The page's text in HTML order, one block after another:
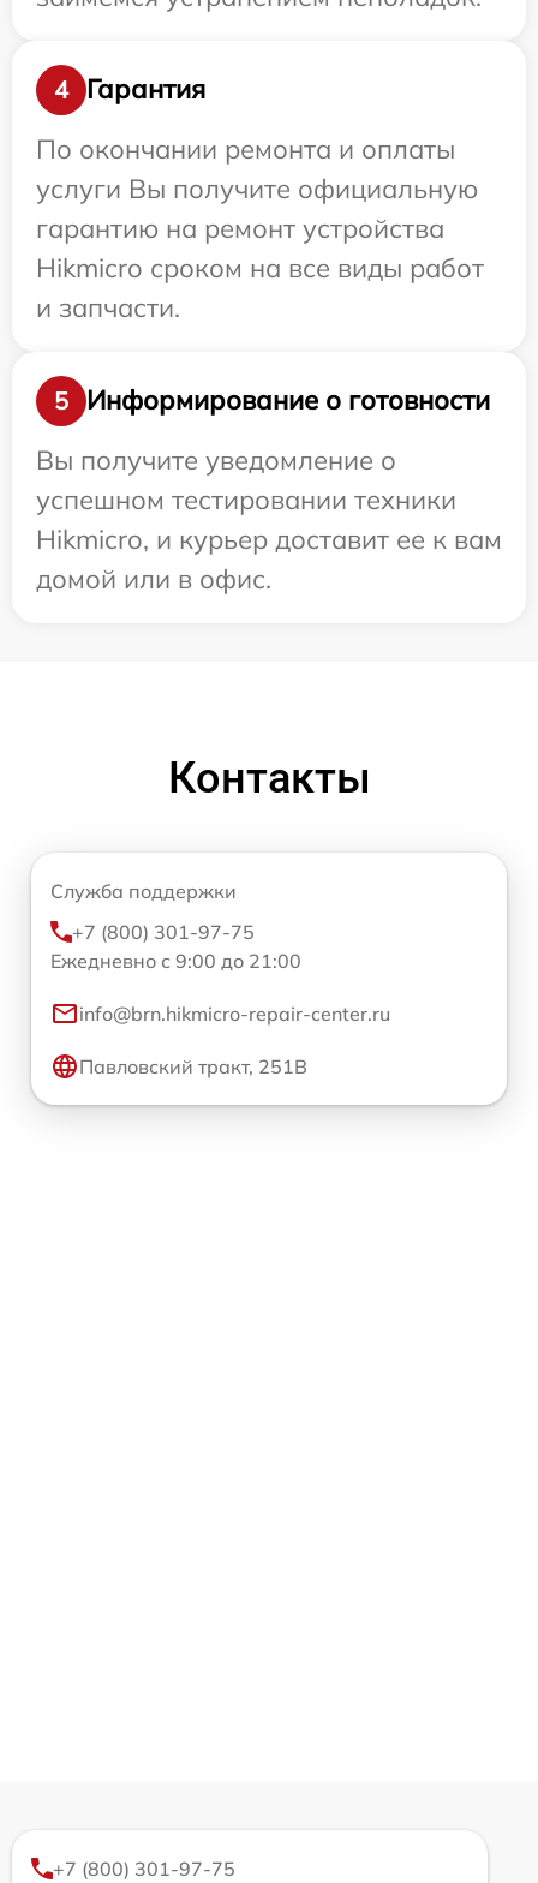
4
Гарантия
По окончании ремонта и оплаты
услуги Вы получите официальную
гарантию на ремонт устройства
Hikmicro сроком на все виды работ
и запчасти.
5
Информирование о готовности
Вы получите уведомление о
успешном тестировании техники
Hikmicro, и курьер доставит ее к вам
домой или в офис.
Контакты
Служба поддержки
+7 (800) 301-97-75
Ежедневно с 9:00 до 21:00
info@brn.hikmicro-repair-center.ru
Павловский тракт, 251В
+7 (800) 301-97-75